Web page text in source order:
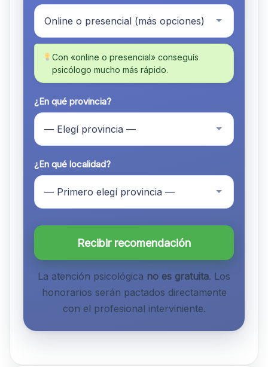
Con «online o presencial» conseguís
psicólogo mucho más rápido.
¿En qué provincia?
¿En qué localidad?
Recibir recomendación
La atención psicológica no es gratuita. Los
honorarios serán pactados directamente
con el profesional interviniente.